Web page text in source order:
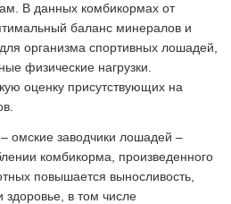
В данных комбикормах от
баланс минералов и
организма спортивных лошадей,
физические нагрузки.
оценку присутствующих на
омские заводчики лошадей –
комбикорма, произведенного
повышается выносливость,
в том числе